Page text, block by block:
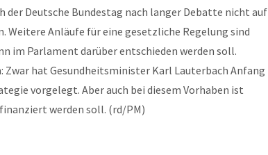
der Deutsche Bundestag nach langer Debatte nicht auf
Weitere Anläufe für eine gesetzliche Regelung sind
im Parlament darüber entschieden werden soll.
Zwar hat Gesundheitsminister Karl Lauterbach Anfang
vorgelegt. Aber auch bei diesem Vorhaben ist
werden soll. (rd/PM)